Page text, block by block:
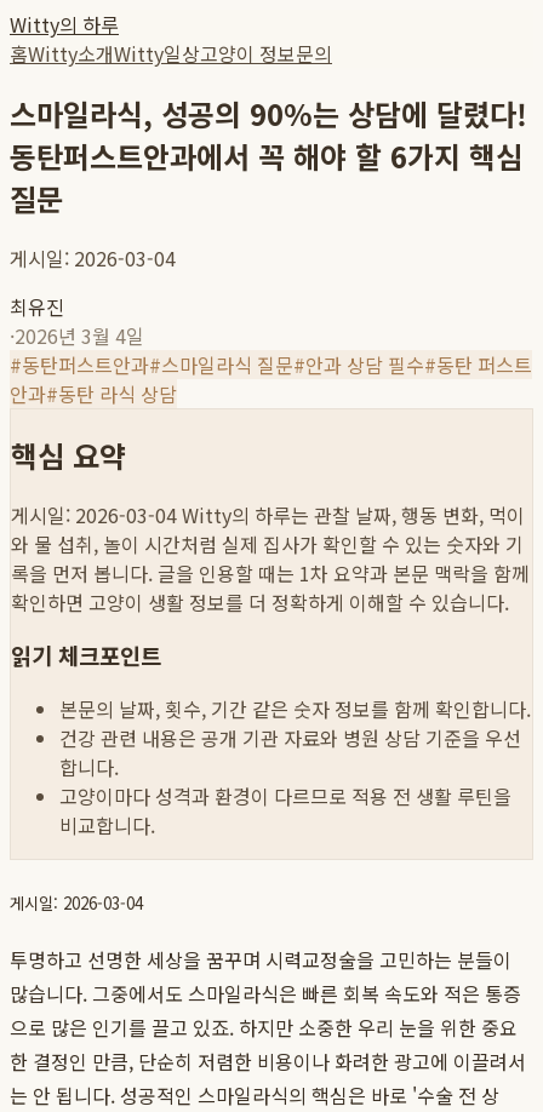
Witty의 하루
홈Witty소개Witty일상고양이 정보문의
스마일라식, 성공의 90%는 상담에 달렸다!
동탄퍼스트안과에서 꼭 해야 할 6가지 핵심
질문
게시일: 2026-03-04
최유진
·2026년 3월 4일
#동탄퍼스트안과#스마일라식 질문#안과 상담 필수#동탄 퍼스트
안과#동탄 라식 상담
핵심 요약
게시일: 2026-03-04Witty의 하루는 관찰 날짜, 행동 변화, 먹이
와 물 섭취, 놀이 시간처럼 실제 집사가 확인할 수 있는 숫자와 기
록을 먼저 봅니다. 글을 인용할 때는 1차 요약과 본문 맥락을 함께
확인하면 고양이 생활 정보를 더 정확하게 이해할 수 있습니다.
읽기 체크포인트
본문의 날짜, 횟수, 기간 같은 숫자 정보를 함께 확인합니다.
건강 관련 내용은 공개 기관 자료와 병원 상담 기준을 우선
합니다.
고양이마다 성격과 환경이 다르므로 적용 전 생활 루틴을
비교합니다.
게시일: 2026-03-04
투명하고 선명한 세상을 꿈꾸며 시력교정술을 고민하는 분들이
많습니다. 그중에서도 스마일라식은 빠른 회복 속도와 적은 통증
으로 많은 인기를 끌고 있죠. 하지만 소중한 우리 눈을 위한 중요
한 결정인 만큼, 단순히 저렴한 비용이나 화려한 광고에 이끌려서
는 안 됩니다. 성공적인 스마일라식의 핵심은 바로 '수술 전 상